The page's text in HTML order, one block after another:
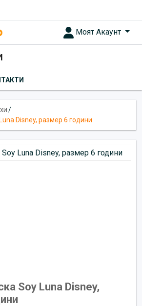
Моят Акаунт
/
Disney, размер 6 години
Soy Luna Disney,